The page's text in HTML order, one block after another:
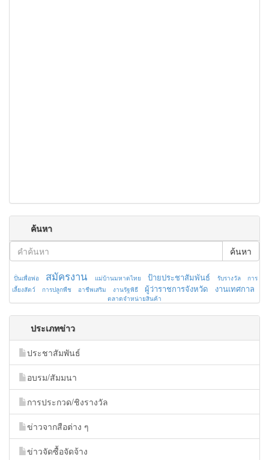
ค้นหา
ค้นหา
ปั่นเพื่อพ่อ สมัครงาน แม่บ้านมหาดไทย ป้ายประชาสัมพันธ์ รับรางวัล
การ
เลี้ยงสัตว์
การปลูกพืช อาชีพเสริม งานรัฐพิธี ผู้ว่าราชการจังหวัด งานเทศกาล
ตลาดจำหน่ายสินค้า
ประเภทข่าว
ประชาสัมพันธ์
อบรม/สัมมนา
การประกวด/ชิงรางวัล
ข่าวจากสือต่าง ๆ
ข่าวจัดซื้อจัดจ้าง